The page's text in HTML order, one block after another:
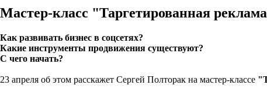
Мастер-класс "Таргетированная
Как развивать бизнес в соцсетях?
Какие инструменты продвижения существуют?
С чего начать?
23 апреля об этом расскажет Сергей Полторак на мастер-классе